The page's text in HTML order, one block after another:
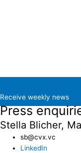
Receive weekly news
Press
Stella Blicher,
sb@cvx.vc​
LinkedIn